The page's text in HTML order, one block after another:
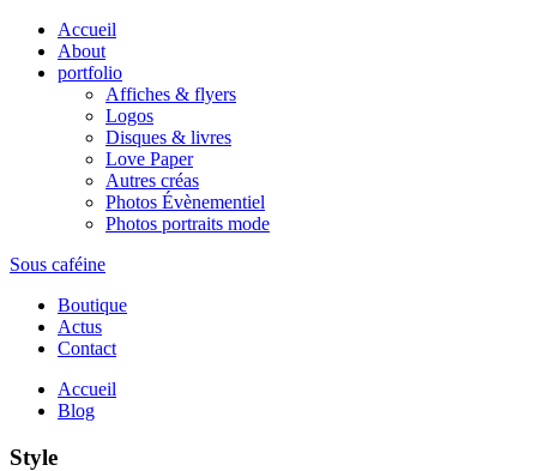
Accueil
About
portfolio
Affiches & flyers
Logos
Disques & livres
Love Paper
Autres créas
Photos Évènementiel
Photos portraits mode
Sous caféine
Boutique
Actus
Contact
Accueil
Blog
Style